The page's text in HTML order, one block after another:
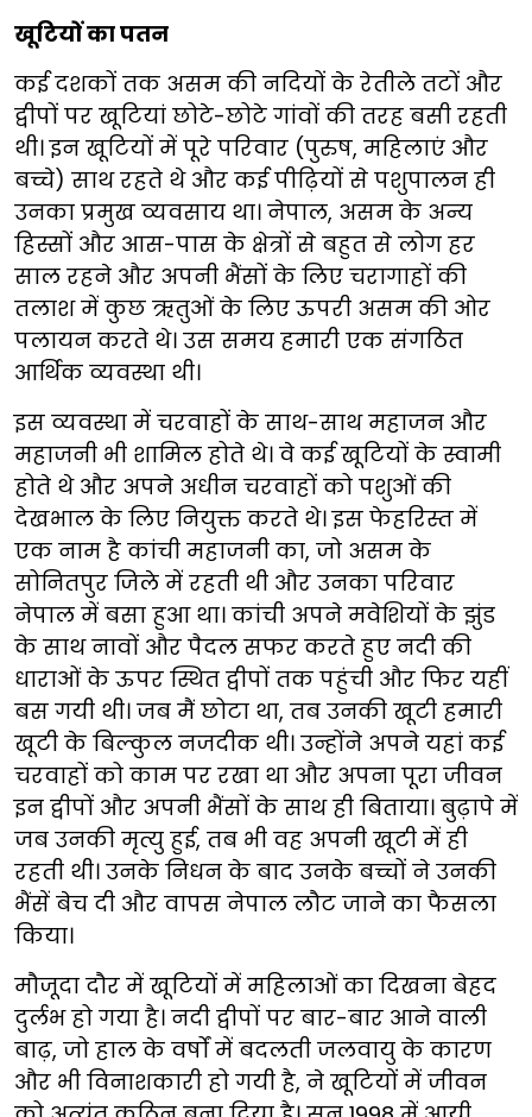
खूटियों का पतन
कई दशकों तक असम की नदियों के रेतीले तटों और
द्वीपों पर खूटियां छोटे-छोटे गांवों की तरह बसी रहती
थी। इन खूटियों में पूरे परिवार (पुरुष, महिलाएं और
बच्चे) साथ रहते थे और कई पीढ़ियों से पशुपालन ही
उनका प्रमुख व्यवसाय था। नेपाल, असम के अन्य
हिस्सों और आस-पास के क्षेत्रों से बहुत से लोग हर
साल रहने और अपनी भैंसों के लिए चरागाहों की
तलाश में कुछ ऋतुओं के लिए ऊपरी असम की ओर
पलायन करते थे। उस समय हमारी एक संगठित
आर्थिक व्यवस्था थी।
इस व्यवस्था में चरवाहों के साथ-साथ महाजन और
महाजनी भी शामिल होते थे। वे कई खूटियों के स्वामी
होते थे और अपने अधीन चरवाहों को पशुओं की
देखभाल के लिए नियुक्त करते थे। इस फेहरिस्त में
एक नाम है कांची महाजनी का, जो असम के
सोनितपुर जिले में रहती थी और उनका परिवार
नेपाल में बसा हुआ था। कांची अपने मवेशियों के झुंड
के साथ नावों और पैदल सफर करते हुए नदी की
धाराओं के ऊपर स्थित द्वीपों तक पहुंची और फिर यहीं
बस गयी थी। जब मैं छोटा था, तब उनकी खूटी हमारी
खूटी के बिल्कुल नजदीक थी। उन्होंने अपने यहां कई
चरवाहों को काम पर रखा था और अपना पूरा जीवन
इन द्वीपों और अपनी भैंसों के साथ ही बिताया। बुढ़ापे में
जब उनकी मृत्यु हुई, तब भी वह अपनी खूटी में ही
रहती थी। उनके निधन के बाद उनके बच्चों ने उनकी
भैंसें बेच दी और वापस नेपाल लौट जाने का फैसला
किया।
मौजूदा दौर में खूटियों में महिलाओं का दिखना बेहद
दुर्लभ हो गया है। नदी द्वीपों पर बार-बार आने वाली
बाढ़, जो हाल के वर्षों में बदलती जलवायु के कारण
और भी विनाशकारी हो गयी है, ने खूटियों में जीवन